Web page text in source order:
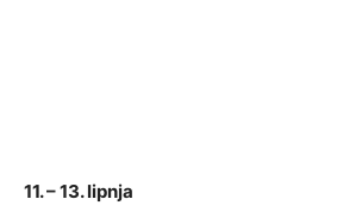
11. – 13. lipnja